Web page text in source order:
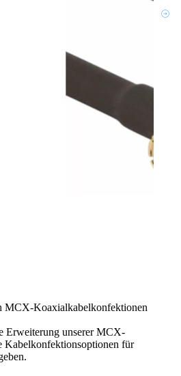
MCX-Koaxialkabelkonfektionen
Erweiterung unserer MCX-
Kabelkonfektionsoptionen für